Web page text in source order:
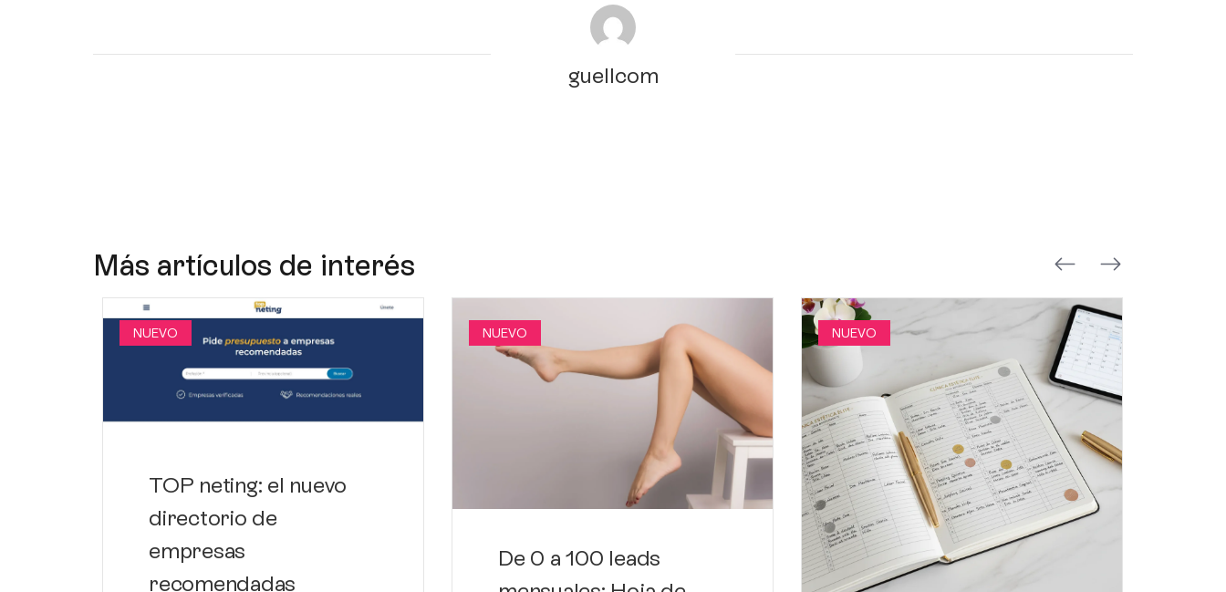
guellcom
Más artículos de interés
NUEVO
TOP neting: el nuevo
directorio de
empresas
recomendadas
NUEVO
De 0 a 100 leads
NUEVO